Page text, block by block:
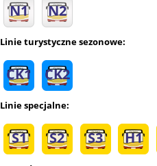
N1 N2
Linie turystyczne sezonowe:
CK1 CK2
Linie specjalne:
S1 S2 S3 H1